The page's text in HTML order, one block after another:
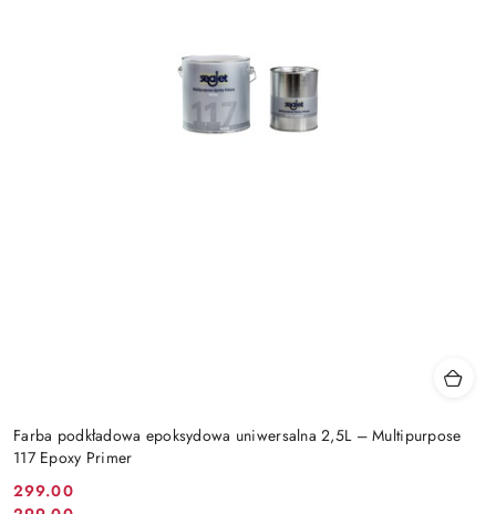
Farba podkładowa epoksydowa uniwersalna 2,5L – Multipurpose
117 Epoxy Primer
Cena
299.00